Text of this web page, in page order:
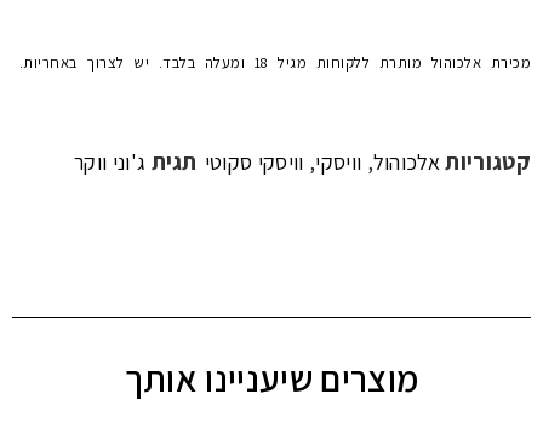
מכירת אלכוהול מותרת ללקוחות מגיל 18 ומעלה בלבד. יש לצרוך באחריות.
קטגוריותאלכוהול, וויסקי, וויסקי סקוטי תגית ג'וני ווקר
מוצרים שיעניינו אותך